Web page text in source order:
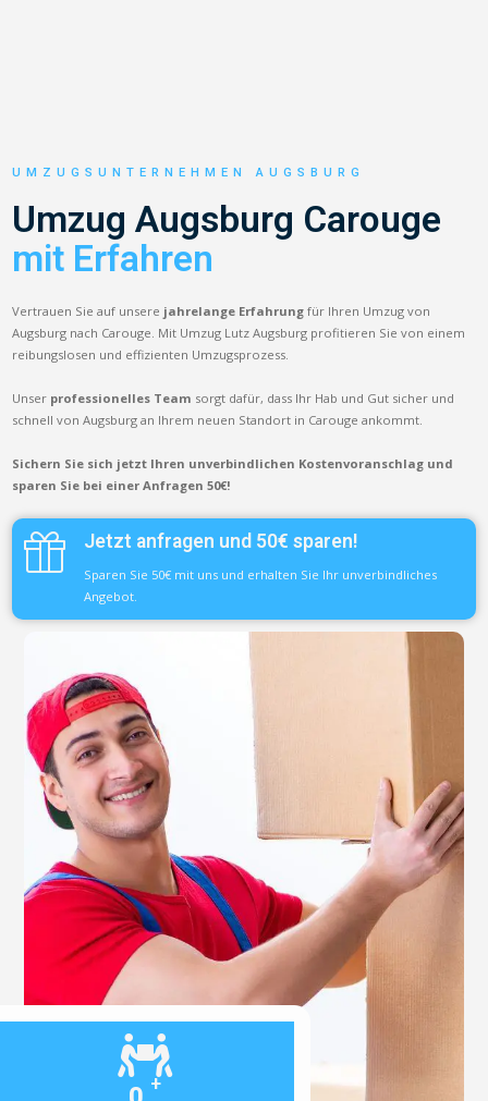
+
UMZUGSUNTERNEHMEN AUGSBURG
Umzug Augsburg Carouge
mit Erfahren
Vertrauen Sie auf unsere jahrelange Erfahrung für Ihren Umzug von
Augsburg nach Carouge. Mit Umzug Lutz Augsburg profitieren Sie von einem
reibungslosen und effizienten Umzugsprozess.
Unser professionelles Team sorgt dafür, dass Ihr Hab und Gut sicher und
schnell von Augsburg an Ihrem neuen Standort in Carouge ankommt.
Sichern Sie sich jetzt Ihren unverbindlichen Kostenvoranschlag und
sparen Sie bei einer Anfragen 50€!
Jetzt anfragen und 50€ sparen!
Sparen Sie 50€ mit uns und erhalten Sie Ihr unverbindliches
Angebot.